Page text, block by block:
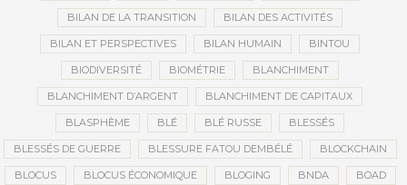
BILAN DE LA TRANSITION BILAN DES ACTIVITÉS
BILAN ET PERSPECTIVES BILAN HUMAIN BINTOU
BIODIVERSITÉ BIOMÉTRIE BLANCHIMENT
BLANCHIMENT D’ARGENT BLANCHIMENT DE CAPITAUX
BLASPHÈME BLÉ BLÉ RUSSE BLESSÉS
BLESSÉS DE GUERRE BLESSURE FATOU DEMBÉLÉ BLOCKCHAIN
BLOCUS BLOCUS ÉCONOMIQUE BLOGING BNDA BOAD